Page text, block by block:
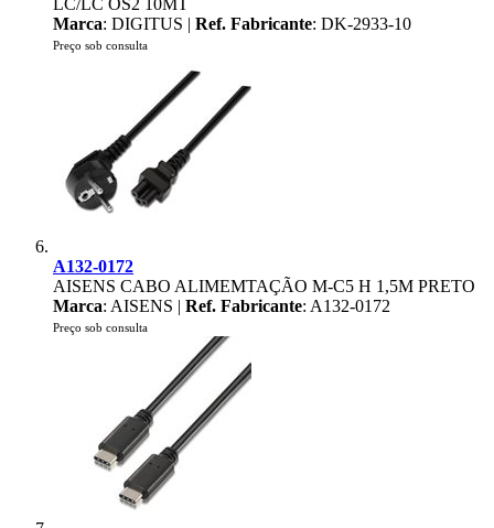
LC/LC OS2 10MT
Marca: DIGITUS | Ref. Fabricante: DK-2933-10
Preço sob consulta
A132-0172
AISENS CABO ALIMEMTAÇÃO M-C5 H 1,5M PRETO
Marca: AISENS | Ref. Fabricante: A132-0172
Preço sob consulta